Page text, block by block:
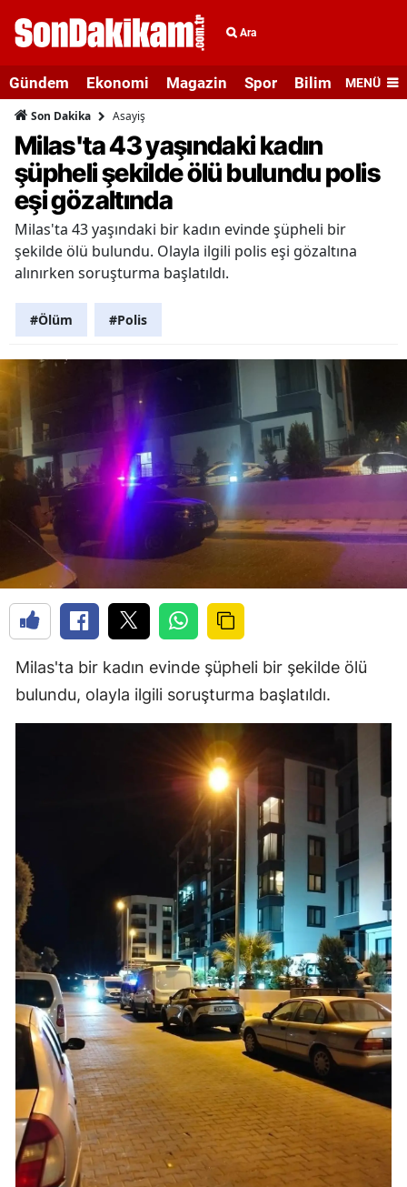
Ara
Gündem Ekonomi Magazin Spor Bilim veMENÜ
Son Dakika Asayiş
Milas'ta 43 yaşındaki kadın
şüpheli şekilde ölü bulundu polis
eşi gözaltında
Milas'ta 43 yaşındaki bir kadın evinde şüpheli bir
şekilde ölü bulundu. Olayla ilgili polis eşi gözaltına
alınırken soruşturma başlatıldı.
#Ölüm #Polis
Milas'ta bir kadın evinde şüpheli bir şekilde ölü
bulundu, olayla ilgili soruşturma başlatıldı.